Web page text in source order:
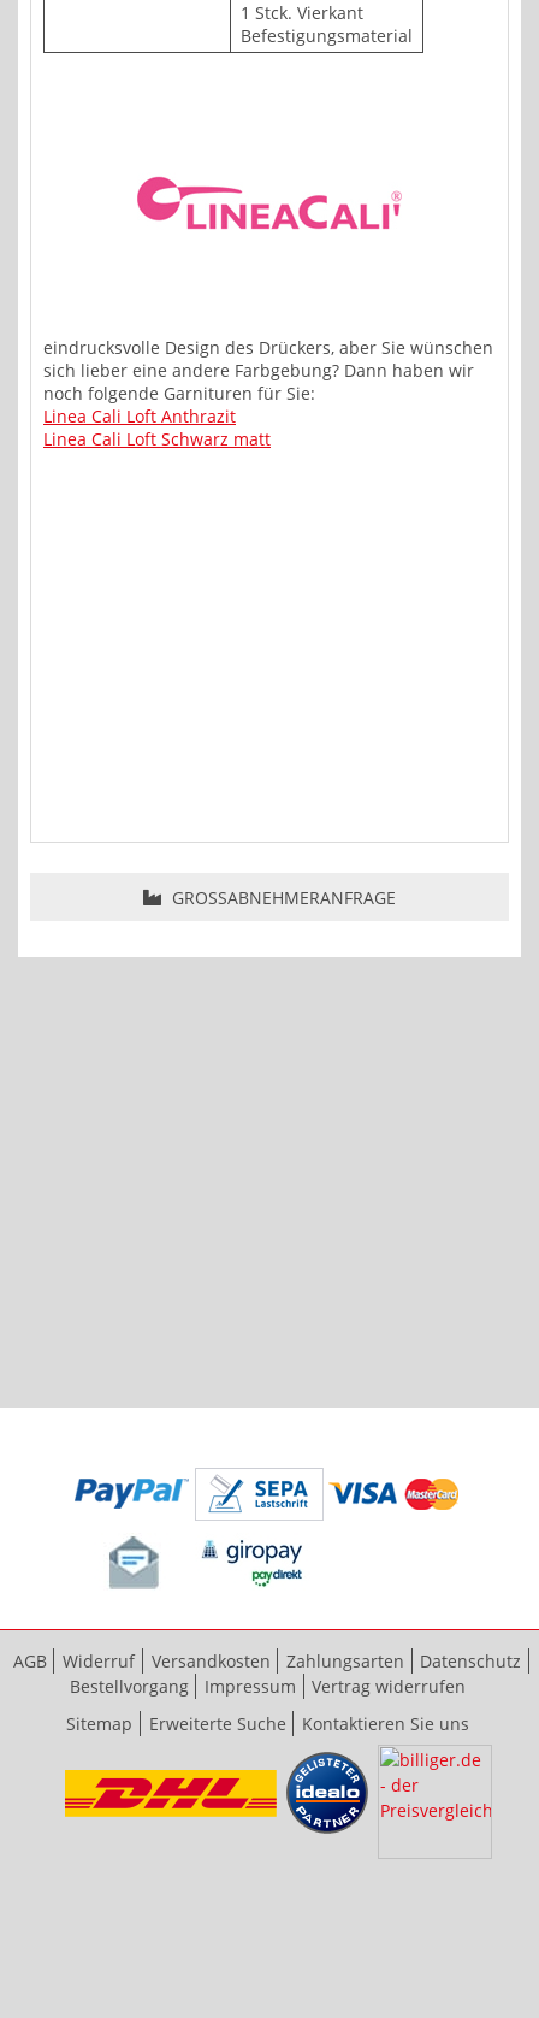
1 Stck. Vierkant
Befestigungsmaterial
eindrucksvolle Design des Drückers, aber Sie wünschen
sich lieber eine andere Farbgebung? Dann haben wir
noch folgende Garnituren für Sie:
Linea Cali Loft Anthrazit
Linea Cali Loft Schwarz matt
GROSSABNEHMERANFRAGE
AGB Widerruf Versandkosten Zahlungsarten
Datenschutz
Bestellvorgang
Impressum
Vertrag widerrufen
Sitemap
Erweiterte Suche Kontaktieren Sie uns